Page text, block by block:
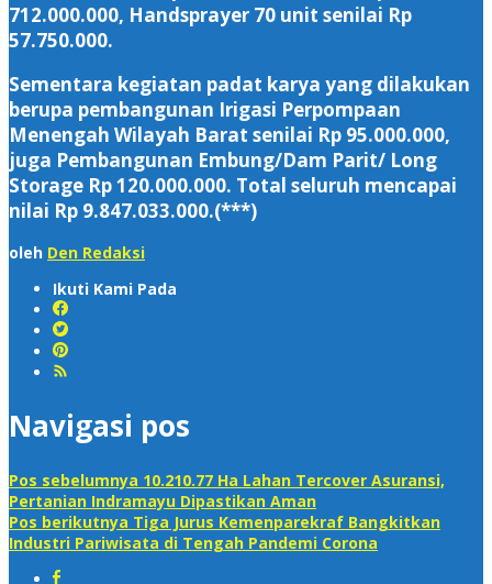
712.000.000, Handsprayer 70 unit senilai Rp
57.750.000.
Sementara kegiatan padat karya yang dilakukan
berupa pembangunan Irigasi Perpompaan
Menengah Wilayah Barat senilai Rp 95.000.000,
juga Pembangunan Embung/Dam Parit/ Long
Storage Rp 120.000.000. Total seluruh mencapai
nilai Rp 9.847.033.000.(***)
oleh Den Redaksi
Ikuti Kami Pada
Navigasi pos
Pos sebelumnya 10.210.77 Ha Lahan Tercover Asuransi,
Pertanian Indramayu Dipastikan Aman
Pos berikutnya Tiga Jurus Kemenparekraf Bangkitkan
Industri Pariwisata di Tengah Pandemi Corona